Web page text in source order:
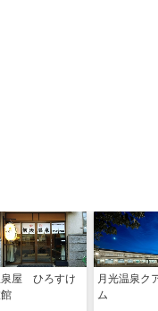
屋 ひろすけ
月光温泉ク
ム